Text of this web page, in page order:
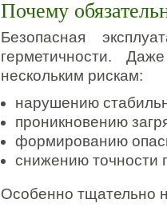
Почему
Безопасная
герметичности.
нескольким рискам:
нарушению
проникновению
формированию
снижению точности
Особенно тщательно